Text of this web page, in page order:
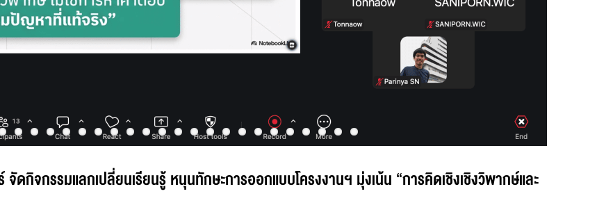
จกรรมแลกเปลี่ยนเรียนรู้ หนุนทักษะการออกแบบโครงงานฯ มุ่งเน้น “การคิดเชิงเชิงวิพากษ์และ